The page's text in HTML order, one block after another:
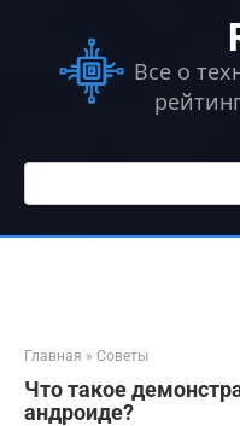
контенту
Все о
Поиск:
Главная » Советы
Что такое
андроиде?